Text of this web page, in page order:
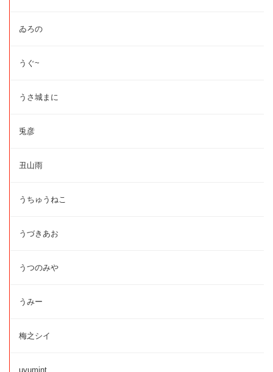
ゐろの
うぐ~
うさ城まに
兎彦
丑山雨
うちゅうねこ
うづきあお
うつのみや
うみー
梅之シイ
uyumint